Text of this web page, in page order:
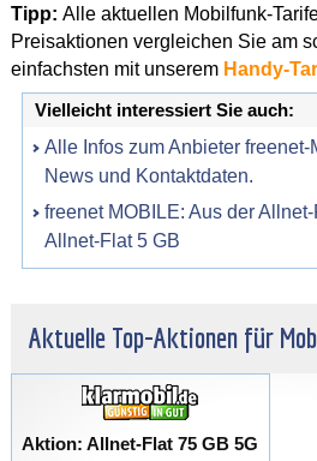
Tipp: Alle aktuellen Mobilfunk-
Preisaktionen vergleichen Sie am
einfachsten mit unserem Handy-
Vielleicht interessiert Sie auch:
Alle Infos zum Anbieter freenet-
News und Kontaktdaten.
freenet MOBILE: Aus der
Allnet-Flat 5 GB
Aktuelle Top-Aktionen für
Aktion: Allnet-Flat 75 GB 5G